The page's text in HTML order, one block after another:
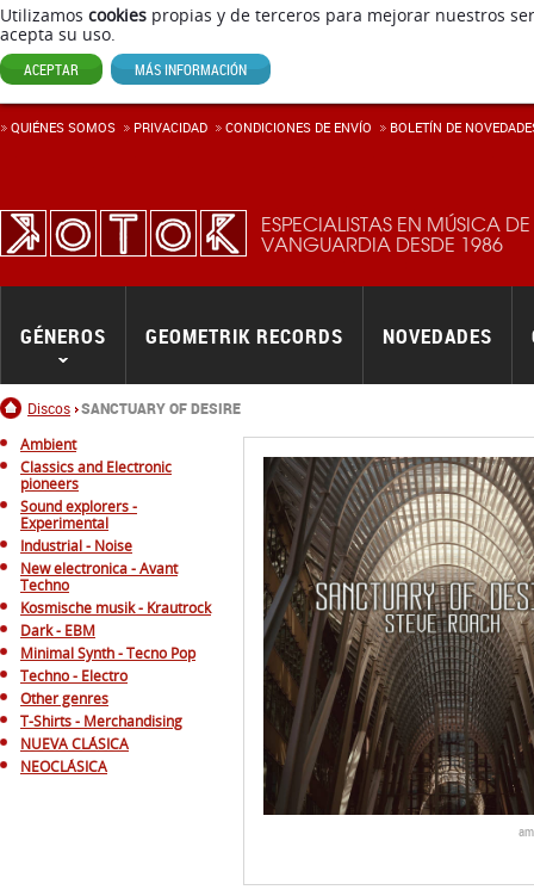
Utilizamos cookies propias y de terceros para mejorar nuestros
acepta su uso.
ACEPTAR MÁS INFORMACIÓN
ESPECIALISTAS EN MÚSICA DE
VANGUARDIA DESDE 1986
Inicio
Discos SANCTUARY OF DESIRE
GÉNEROS GEOMETRIK RECORDS NOVEDADES
QUIÉNES SOMOS PRIVACIDAD CONDICIONES DE ENVÍ­O BOLETÍN DE
Ambient
Classics and Electronic
pioneers
Sound explorers -
Experimental
Industrial - Noise
New electronica - Avant
Techno
Kosmische musik - Krautrock
Dark - EBM
Minimal Synth - Tecno Pop
Techno - Electro
Other genres
T-Shirts - Merchandising
NUEVA CLÁSICA
NEOCLÁSICA